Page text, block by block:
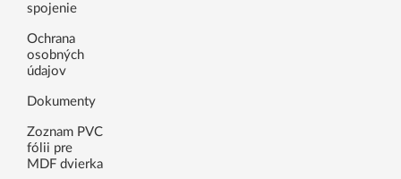
spojenie
Ochrana
osobných
údajov
Dokumenty
Zoznam PVC
fólii pre
MDF dvierka